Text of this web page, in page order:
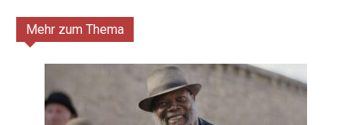
Mehr zum Thema